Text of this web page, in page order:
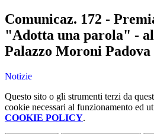
Comunicaz. 172 -
"Adotta una parola" -
Palazzo Moroni Padova
Notizie
Questo sito o gli strumenti terzi da
cookie necessari al funzionamento ed
COOKIE POLICY.